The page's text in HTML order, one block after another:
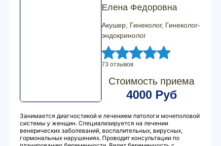
Елена Федоровна
Акушер, Гинеколог, Гинеколог-
эндокринолог
73 отзывов
Стоимость приема
4000 Руб
Занимается диагностикой и лечением патологи мочеполовой
системы у женщин. Специализируется на лечении
венерических заболеваний, воспалительных, вирусных,
гормональных нарушениях. Проводит консультации по